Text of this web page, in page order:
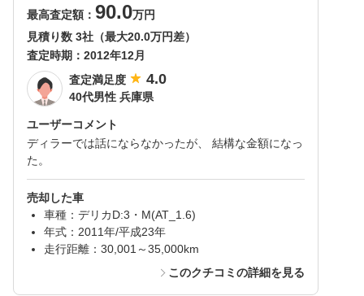
最高査定額： 90.0万円
見積り数 3社（最大20.0万円差）
査定時期： 2012年12月
査定満足度
4.0
40代男性 兵庫県
ユーザーコメント
ディラーでは話にならなかったが、 結構な金額になっ
た。
売却した車
車種：デリカD:3・M(AT_1.6)
年式：2011年/平成23年
走行距離：30,001～35,000km
このクチコミの詳細を見る